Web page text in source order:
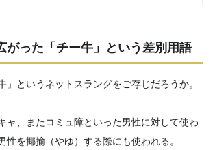
がった「チー牛」という差別用語
」というネットスラングをご存じだろうか。
ャ、またコミュ障といった男性に対して使わ
性を揶揄（やゆ）する際にも使われる。